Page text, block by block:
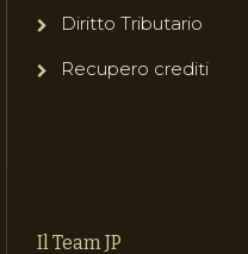
Diritto Tributario
Recupero crediti
Il Team JP